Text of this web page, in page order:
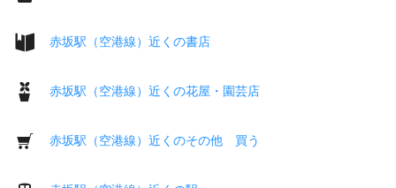
赤坂駅（空港線）近くの書店
赤坂駅（空港線）近くの花屋・園芸店
赤坂駅（空港線）近くのその他 買う